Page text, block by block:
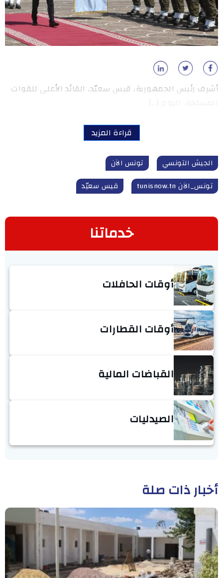
أشرف رئيس الجمهورية، قيس سعيّد، القائد الأعلى للقوات
قراءة المزيد
الجيش التونسي
تونس الآن
تونس_الآن tunisnow.tn
قيس سعيّد
خدماتنا
أوقات الحافلات
أوقات القطارات
القباضات المالية
الصيدليات
أخبار ذات صلة